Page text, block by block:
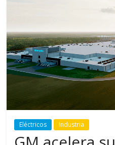
Eléctricos Industria